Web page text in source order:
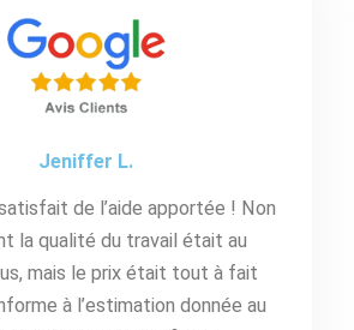
Jeniffer L.
de l’aide apportée ! Non
la qualité du travail était au
mais le prix était tout à fait
à l’estimation donnée au